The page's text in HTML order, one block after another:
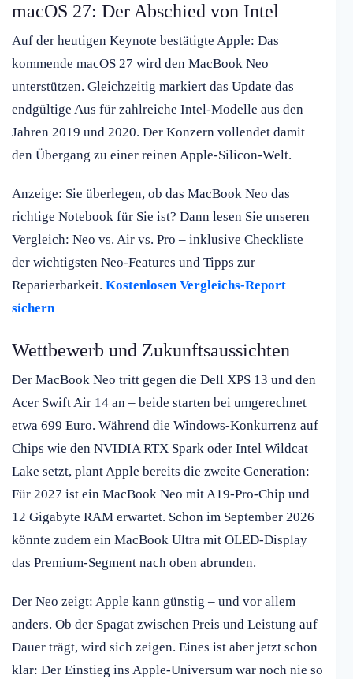
macOS 27: Der Abschied von Intel
Auf der heutigen Keynote bestätigte Apple: Das
kommende macOS 27 wird den MacBook Neo
unterstützen. Gleichzeitig markiert das Update das
endgültige Aus für zahlreiche Intel-Modelle aus den
Jahren 2019 und 2020. Der Konzern vollendet damit
den Übergang zu einer reinen Apple-Silicon-Welt.
Anzeige: Sie überlegen, ob das MacBook Neo das
richtige Notebook für Sie ist? Dann lesen Sie unseren
Vergleich: Neo vs. Air vs. Pro – inklusive Checkliste
der wichtigsten Neo-Features und Tipps zur
Reparierbarkeit. Kostenlosen Vergleichs-Report
sichern
Wettbewerb und Zukunftsaussichten
Der MacBook Neo tritt gegen die Dell XPS 13 und den
Acer Swift Air 14 an – beide starten bei umgerechnet
etwa 699 Euro. Während die Windows-Konkurrenz auf
Chips wie den NVIDIA RTX Spark oder Intel Wildcat
Lake setzt, plant Apple bereits die zweite Generation:
Für 2027 ist ein MacBook Neo mit A19-Pro-Chip und
12 Gigabyte RAM erwartet. Schon im September 2026
könnte zudem ein MacBook Ultra mit OLED-Display
das Premium-Segment nach oben abrunden.
Der Neo zeigt: Apple kann günstig – und vor allem
anders. Ob der Spagat zwischen Preis und Leistung auf
Dauer trägt, wird sich zeigen. Eines ist aber jetzt schon
klar: Der Einstieg ins Apple-Universum war noch nie so